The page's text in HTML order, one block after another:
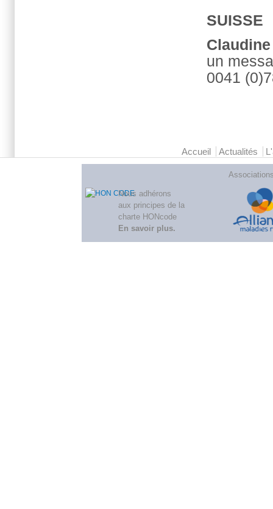
SUISSE
Claudine
un
0041
Accueil Actualités
Nous adhérons
aux principes de la
charte HONcode
En savoir plus.